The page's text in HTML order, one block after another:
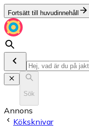
Fortsätt till huvudinnehåll
Sök
Annons
Köksknivar